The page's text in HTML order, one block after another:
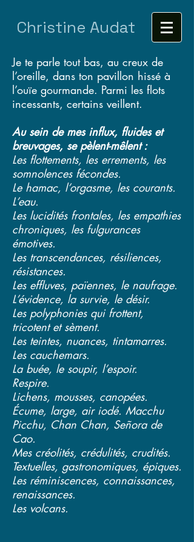
Christine Audat
Je te parle tout bas, au creux de
l’oreille, dans ton pavillon hissé à
l’ouïe gourmande. Parmi les flots
incessants, certains veillent.
Au sein de mes influx, fluides et
breuvages, se pèlent-mêlent :
Les flottements, les errements, les
somnolences fécondes.
Le hamac, l’orgasme, les courants.
L’eau.
Les lucidités frontales, les empathies
chroniques, les fulgurances
émotives.
Les transcendances, résiliences,
résistances.
Les effluves, païennes, le naufrage.
L’évidence, la survie, le désir.
Les polyphonies qui frottent,
tricotent et sèment.
Les teintes, nuances, tintamarres.
Les cauchemars.
La buée, le soupir, l’espoir.
Respire.
Lichens, mousses, canopées.
Écume, large, air iodé. Macchu
Picchu, Chan Chan, Señora de
Cao.
Mes créolités, crédulités, crudités.
Textuelles, gastronomiques, épiques.
Les réminiscences, connaissances,
renaissances.
Les volcans.